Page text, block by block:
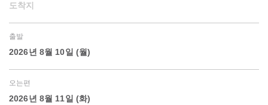
도착지
출발
2026년 8월 10일 (월)
오는편
2026년 8월 11일 (화)